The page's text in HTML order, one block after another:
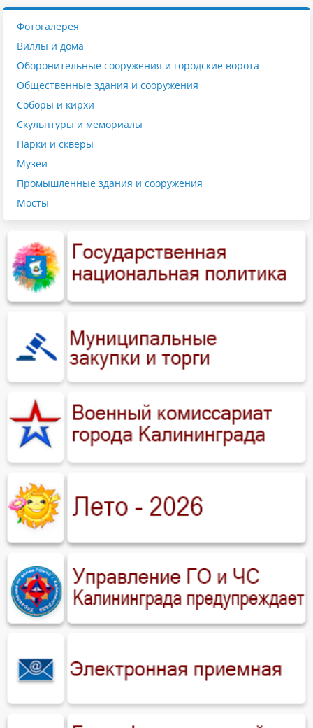
Фотогалерея
Виллы и дома
Оборонительные сооружения и городские ворота
Общественные здания и сооружения
Соборы и кирхи
Скульптуры и мемориалы
Парки и скверы
Музеи
Промышленные здания и сооружения
Мосты